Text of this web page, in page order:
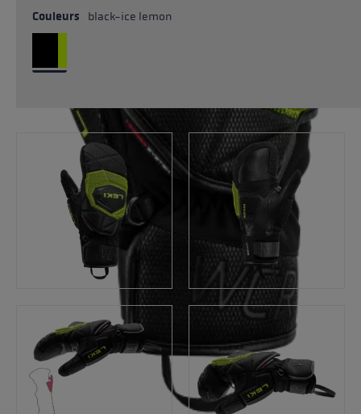
Couleurs black-ice lemon